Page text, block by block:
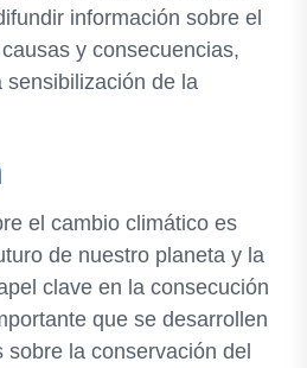
información sobre el
y consecuencias,
de la
el cambio climático es
de nuestro planeta y la
clave en la consecución
que se desarrollen
sobre la conservación del